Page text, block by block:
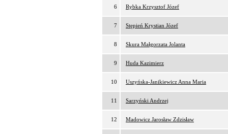
6 Rybka Krzysztof Józef
7 Stępień Krystian Józef
8 Skura Małgorzata Jolanta
9 Huda Kazimierz
10 Uszyńska-Janikiewicz Anna Maria
11 Sarzyński Andrzej
12 Madowicz Jarosław Zdzisław